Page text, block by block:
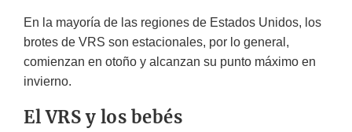
En la mayoría de las regiones de Estados Unidos, los
brotes de VRS son estacionales, por lo general,
comienzan en otoño y alcanzan su punto máximo en
invierno.
El VRS y los bebés